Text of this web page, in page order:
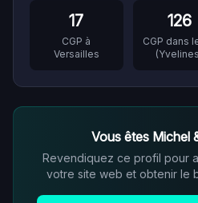
17
CGP à
Versailles
126
CGP dans
(
Vous êtes Michel
Revendiquez ce profil pour
votre site web et obtenir le